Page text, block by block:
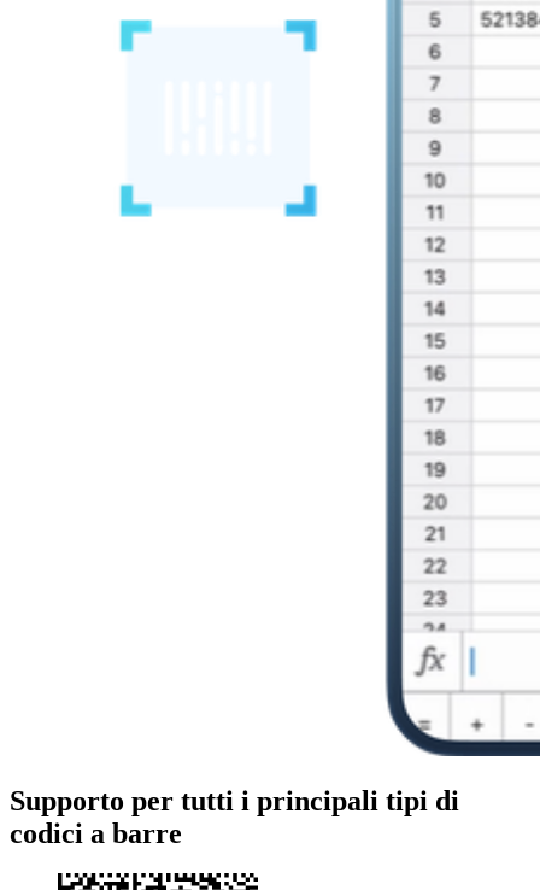
Supporto per tutti i principali tipi di
codici a barre